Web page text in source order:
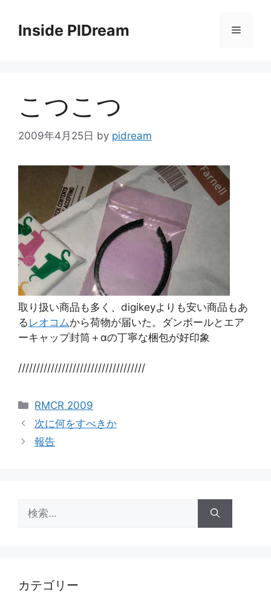
Inside PIDream メ
こつこつ
2009年4月25日 by pidream
取り扱い商品も多く、digikeyよりも安い商品もあ
る レオコムから荷物が届いた。ダンボールとエア
ーキャップ封筒＋αの丁寧な梱包が好印象
///////////////////////////////////
カ
テ
リ
RMCR 2009
次に何をすべきか
報告
索:
カテゴリー